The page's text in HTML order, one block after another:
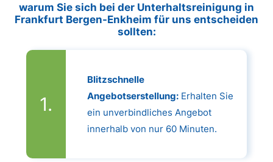
warum Sie sich bei der Unterhaltsreinigung in
Frankfurt Bergen-Enkheim für uns entscheiden
sollten:
Blitzschnelle
Angebotserstellung:Erhalten Sie
ein unverbindliches Angebot
innerhalb von nur 60 Minuten.